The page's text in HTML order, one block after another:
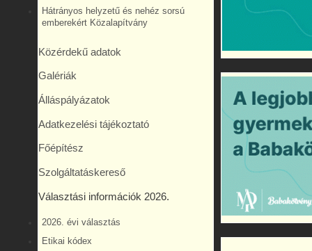
Hátrányos helyzetű és nehéz sorsú
emberekért Közalapítvány
Közérdekű adatok
Galériák
Álláspályázatok
Adatkezelési tájékoztató
Főépítész
Szolgáltatáskereső
Választási információk 2026.
2026. évi választás
Etikai kódex